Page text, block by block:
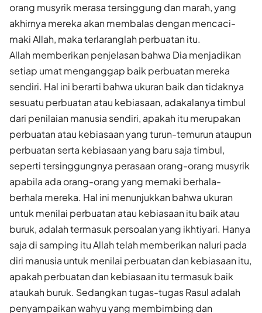
orang musyrik merasa tersinggung dan marah, yang
akhirnya mereka akan membalas dengan mencaci-
maki Allah, maka terlaranglah perbuatan itu.
Allah memberikan penjelasan bahwa Dia menjadikan
setiap umat menganggap baik perbuatan mereka
sendiri. Hal ini berarti bahwa ukuran baik dan tidaknya
sesuatu perbuatan atau kebiasaan, adakalanya timbul
dari penilaian manusia sendiri, apakah itu merupakan
perbuatan atau kebiasaan yang turun-temurun ataupun
perbuatan serta kebiasaan yang baru saja timbul,
seperti tersinggungnya perasaan orang-orang musyrik
apabila ada orang-orang yang memaki berhala-
berhala mereka. Hal ini menunjukkan bahwa ukuran
untuk menilai perbuatan atau kebiasaan itu baik atau
buruk, adalah termasuk persoalan yang ikhtiyari. Hanya
saja di samping itu Allah telah memberikan naluri pada
diri manusia untuk menilai perbuatan dan kebiasaan itu,
apakah perbuatan dan kebiasaan itu termasuk baik
ataukah buruk. Sedangkan tugas-tugas Rasul adalah
penyampaikan wahyu yang membimbing dan